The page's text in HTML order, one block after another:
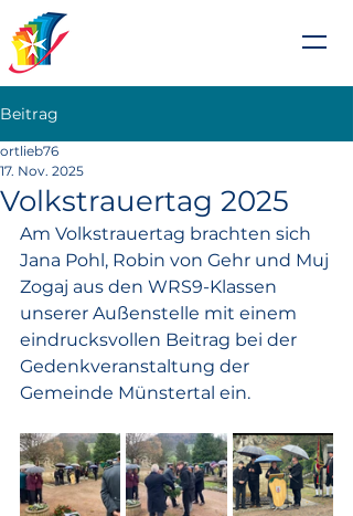
Beitrag
Volkstrauertag 2025
ortlieb76
17. Nov. 2025
Am Volkstrauertag brachten sich
Jana Pohl, Robin von Gehr und Muj
Zogaj aus den WRS9-Klassen
unserer Außenstelle mit einem
eindrucksvollen Beitrag bei der
Gedenkveranstaltung der
Gemeinde Münstertal ein.